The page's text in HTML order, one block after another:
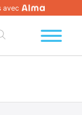
avec